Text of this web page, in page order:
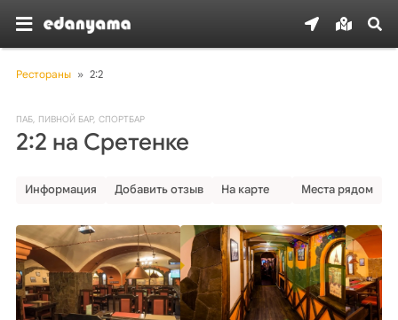
Рестораны » 2:2
ПАБ, ПИВНОЙ БАР, СПОРТБАР
2:2 на Сретенке
Информация Добавить отзыв На карте Места рядом